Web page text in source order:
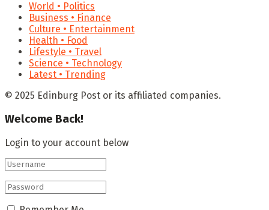
World • Politics
Business • Finance
Culture • Entertainment
Health • Food
Lifestyle • Travel
Science • Technology
Latest • Trending
© 2025 Edinburg Post or its affiliated companies.
Welcome Back!
Login to your account below